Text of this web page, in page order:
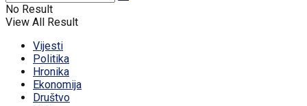
No Result
View All Result
Vijesti
Politika
Hronika
Ekonomija
Društvo